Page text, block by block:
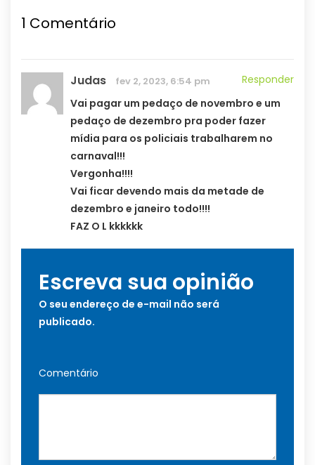
1 Comentário
Judas fev 2, 2023, 6:54 pm
Responder
Vai pagar um pedaço de novembro e um
pedaço de dezembro pra poder fazer
mídia para os policiais trabalharem no
carnaval!!!
Vergonha!!!!
Vai ficar devendo mais da metade de
dezembro e janeiro todo!!!!
FAZ O L kkkkkk
Escreva sua opinião
O seu endereço de e-mail não será
publicado.
Comentário